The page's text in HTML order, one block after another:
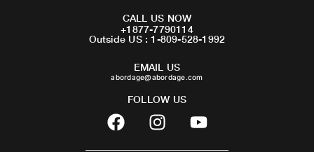
CALL US NOW
+1877-7790114
Outside US : 1-809-528-1992
EMAIL US
abordage@abordage.com
FOLLOW US
F
a
c
I
n
s
Y
o
u